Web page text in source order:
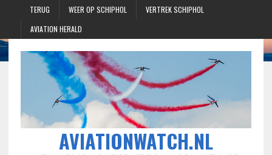
TERUG WEER OP SCHIPHOL
VERTREK SCHIPHOL
AVIATION HERALD
AVIATIONWATCH.NL